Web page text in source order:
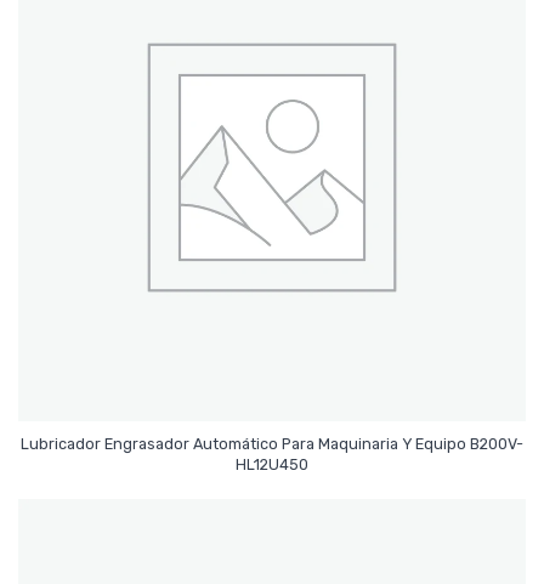
Lubricador Engrasador Automático Para Maquinaria Y Equipo B200V-
HL12U450
Leer Más